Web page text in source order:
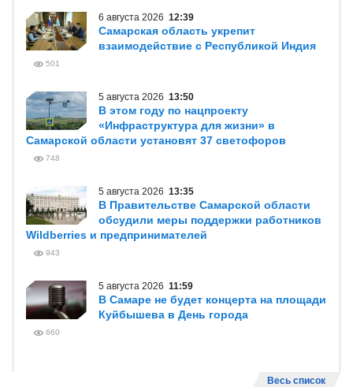
6 августа 2026 12:39
Самарская область укрепит
взаимодействие с Республикой Индия
501
5 августа 2026 13:50
В этом году по нацпроекту
«Инфраструктура для жизни» в
Самарской области установят 37 светофоров
748
5 августа 2026 13:35
В Правительстве Самарской области
обсудили меры поддержки работников
Wildberries и предпринимателей
943
5 августа 2026 11:59
В Самаре не будет концерта на площади
Куйбышева в День города
660
Весь список